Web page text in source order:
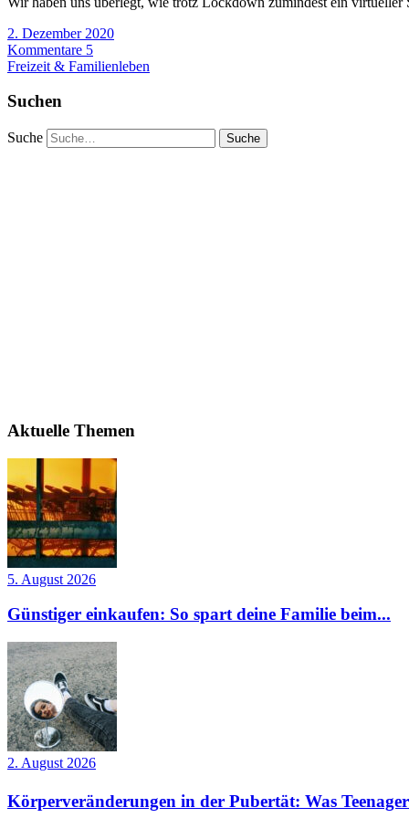
2. Dezember 2020
Kommentare 5
Freizeit & Familienleben
Suchen
Suche
Aktuelle Themen
5. August 2026
Günstiger einkaufen: So spart deine Familie beim...
2. August 2026
Körperveränderungen in der Pubertät: Was